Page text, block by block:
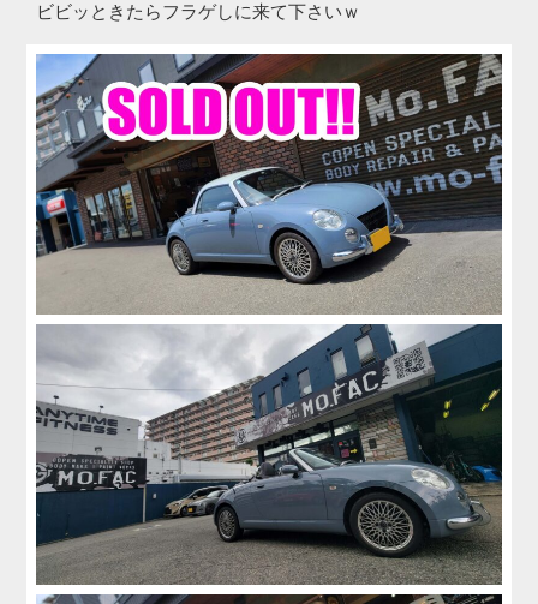
ビビッときたらフラゲしに来て下さいｗ